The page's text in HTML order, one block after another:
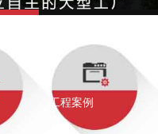
工程案例